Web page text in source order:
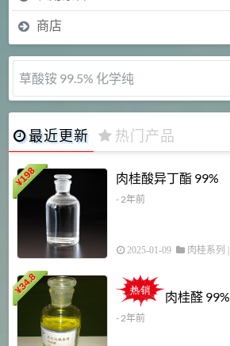
商店
草酸铵 99.5% 化学纯
最近更新 热门产品
¥
198 肉桂酸异丁酯 99%
- 2年前
2025-01-09 肉桂系列
¥
34.8
肉桂醛 99%
- 2年前